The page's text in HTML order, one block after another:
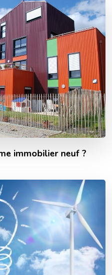
immobilier neuf ?